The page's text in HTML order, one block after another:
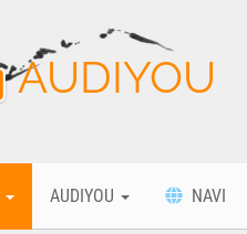
AUDIYOU
AUDIYOU NAVI